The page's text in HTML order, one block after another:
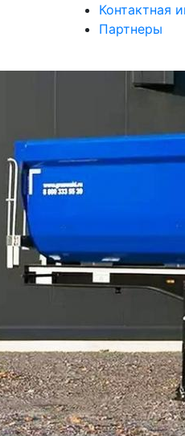
Контактная
Партнеры